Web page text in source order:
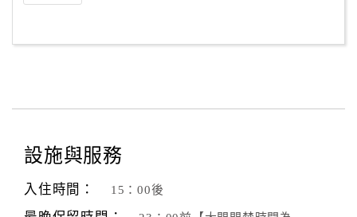
設施與服務
入住時間： 15：00後